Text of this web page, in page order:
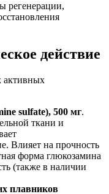
регенерации,
действие
активных
sulfate), 500 мг.
ткани и
Влияет на прочность
форма глюкозамина
(также в наличии
плавников